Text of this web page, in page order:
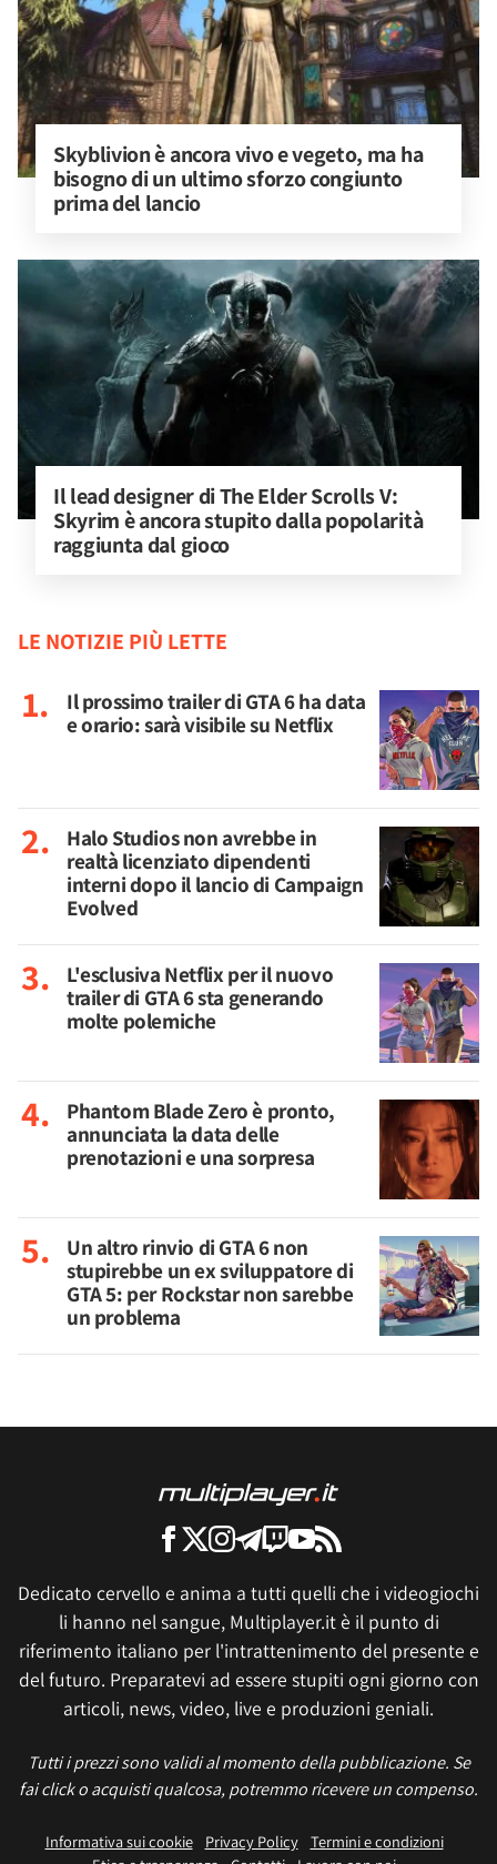
Skyblivion è ancora vivo e vegeto, ma ha
bisogno di un ultimo sforzo congiunto
prima del lancio
Il lead designer di The Elder Scrolls V:
Skyrim è ancora stupito dalla popolarità
raggiunta dal gioco
LE NOTIZIE PIÙ LETTE
Il prossimo trailer di GTA 6 ha data
e orario: sarà visibile su Netflix
Halo Studios non avrebbe in
realtà licenziato dipendenti
interni dopo il lancio di Campaign
Evolved
L'esclusiva Netflix per il nuovo
trailer di GTA 6 sta generando
molte polemiche
Phantom Blade Zero è pronto,
annunciata la data delle
prenotazioni e una sorpresa
Un altro rinvio di GTA 6 non
stupirebbe un ex sviluppatore di
GTA 5: per Rockstar non sarebbe
un problema
Dedicato cervello e anima a tutti quelli che i videogiochi
li hanno nel sangue, Multiplayer.it è il punto di
riferimento italiano per l'intrattenimento del presente e
del futuro. Preparatevi ad essere stupiti ogni giorno con
articoli, news, video, live e produzioni geniali.
Tutti i prezzi sono validi al momento della pubblicazione. Se
fai click o acquisti qualcosa, potremmo ricevere un compenso.
Informativa sui cookie Privacy Policy
Termini e condizioni